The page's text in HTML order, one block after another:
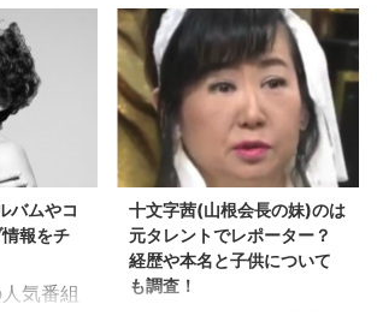
た!」
U-
、
どのオ
信され
。 「劇
スター
は、
だけ
入会
の一人、 大里桃子プロ。
2018年7月にプロテスト
を合格したばかりの大里
桃子プロを育てた父やこ
れまでの経歴、 スイング
動画やクラブセッティン
グなど、 気になるところ
を調査してみたいと思い
ます！ 大里桃子プロのプ
ロフィールや経歴は？ 出
バムやコ
報をチ
気番組
十文字茜(山根会長の妹)のは
元タレントでレポーター？
経歴や本名と子供について
も調査！